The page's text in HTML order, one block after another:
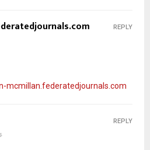
mcmillan.federatedjournals.com
REPLY
REPLY